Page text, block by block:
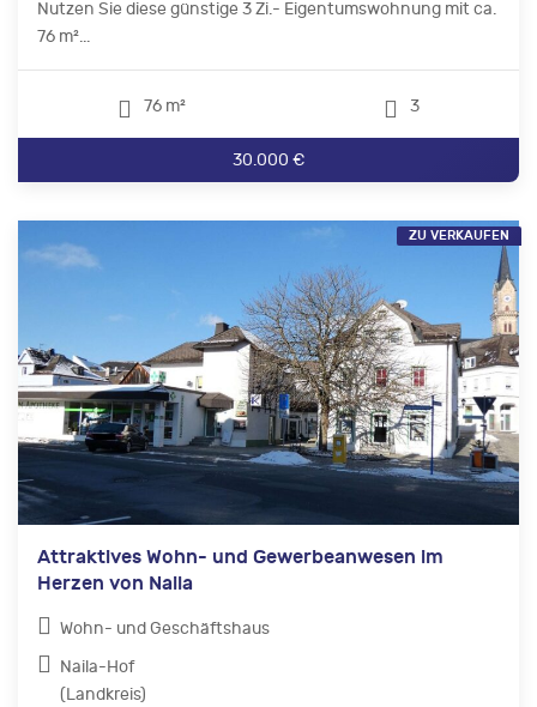
Nutzen Sie diese günstige 3 Zi.- Eigentumswohnung mit ca.
76 m²...
76 m² 3
30.000 €
Attraktives Wohn- und Gewerbeanwesen im
Herzen von Naila
Wohn- und Geschäftshaus
Naila-Hof
(Landkreis)
ZU VERKAUFEN